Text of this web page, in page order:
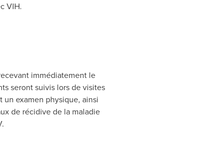
VIH.
immédiatement le
seront suivis lors de visites
examen physique, ainsi
de récidive de la maladie